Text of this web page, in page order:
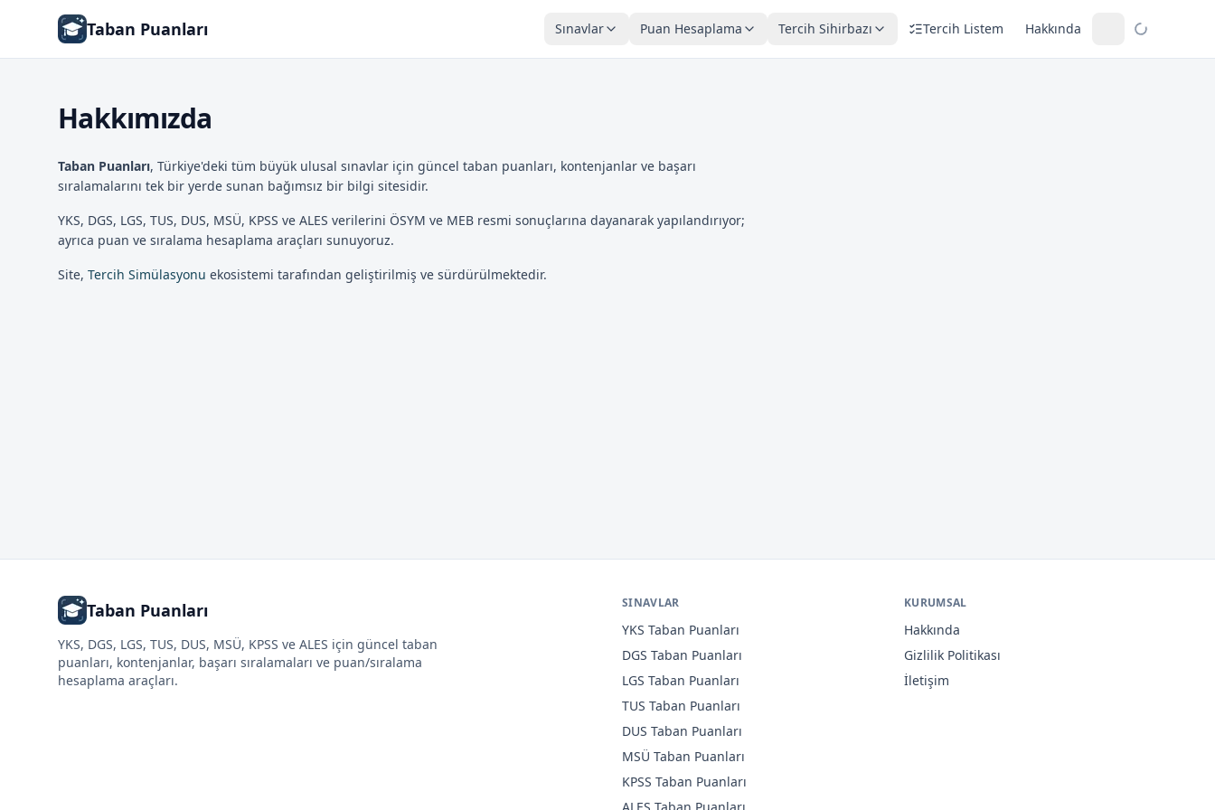
Taban Puanları Sınavlar Puan Hesaplama Tercih Sihirbazı Tercih Listem Hakkında
Hakkımızda
Taban Puanları, Türkiye'deki tüm büyük ulusal sınavlar için güncel taban puanları, kontenjanlar ve başarı
sıralamalarını tek bir yerde sunan bağımsız bir bilgi sitesidir.
YKS, DGS, LGS, TUS, DUS, MSÜ, KPSS ve ALES verilerini ÖSYM ve MEB resmi sonuçlarına dayanarak yapılandırıyor;
ayrıca puan ve sıralama hesaplama araçları sunuyoruz.
Site, Tercih Simülasyonu ekosistemi tarafından geliştirilmiş ve sürdürülmektedir.
Taban Puanları
YKS, DGS, LGS, TUS, DUS, MSÜ, KPSS ve ALES için güncel taban
puanları, kontenjanlar, başarı sıralamaları ve puan/sıralama
hesaplama araçları.
SINAVLAR
YKS Taban Puanları
DGS Taban Puanları
LGS Taban Puanları
TUS Taban Puanları
DUS Taban Puanları
MSÜ Taban Puanları
KPSS Taban Puanları
KURUMSAL
Hakkında
Gizlilik Politikası
İletişim